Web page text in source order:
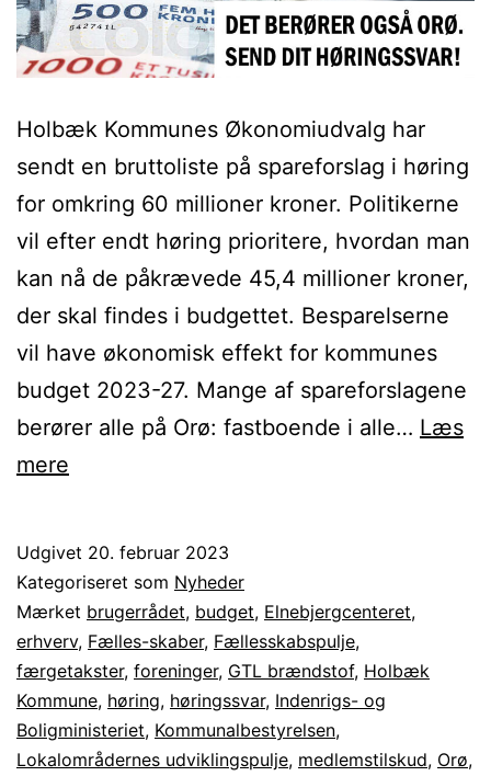
Holbæk Kommunes Økonomiudvalg har
sendt en bruttoliste på spareforslag i høring
for omkring 60 millioner kroner. Politikerne
vil efter endt høring prioritere, hvordan man
kan nå de påkrævede 45,4 millioner kroner,
der skal findes i budgettet. Besparelserne
vil have økonomisk effekt for kommunes
budget 2023-27. Mange af spareforslagene
berører alle på Orø: fastboende i alle… Læs
mere
Kommunes
spareforslag
Udgivet 20. februar 2023
Kategoriseret som Nyheder
Mærket brugerrådet, budget, Elnebjergcenteret,
erhverv, Fælles-skaber, Fællesskabspulje,
færgetakster, foreninger, GTL brændstof, Holbæk
Kommune, høring, høringssvar, Indenrigs- og
Boligministeriet, Kommunalbestyrelsen,
Lokalområdernes udviklingspulje, medlemstilskud, Orø,